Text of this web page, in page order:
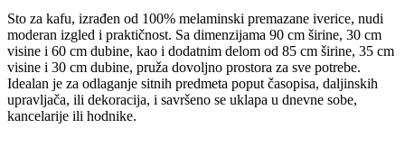
Sto za kafu, izrađen od 100% melaminski premazane iverice, nudi
moderan izgled i praktičnost. Sa dimenzijama 90 cm širine, 30 cm
visine i 60 cm dubine, kao i dodatnim delom od 85 cm širine, 35 cm
visine i 30 cm dubine, pruža dovoljno prostora za sve potrebe.
Idealan je za odlaganje sitnih predmeta poput časopisa, daljinskih
upravljača, ili dekoracija, i savršeno se uklapa u dnevne sobe,
kancelarije ili hodnike.